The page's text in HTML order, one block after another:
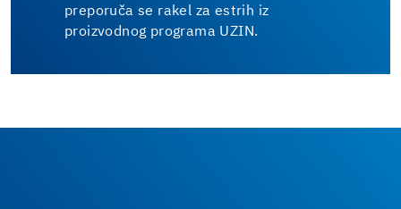
preporuča se rakel za estrih iz
proizvodnog programa UZIN.